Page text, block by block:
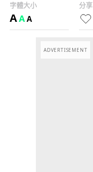
字體大小
AAA
分享
ADVERTISEMENT